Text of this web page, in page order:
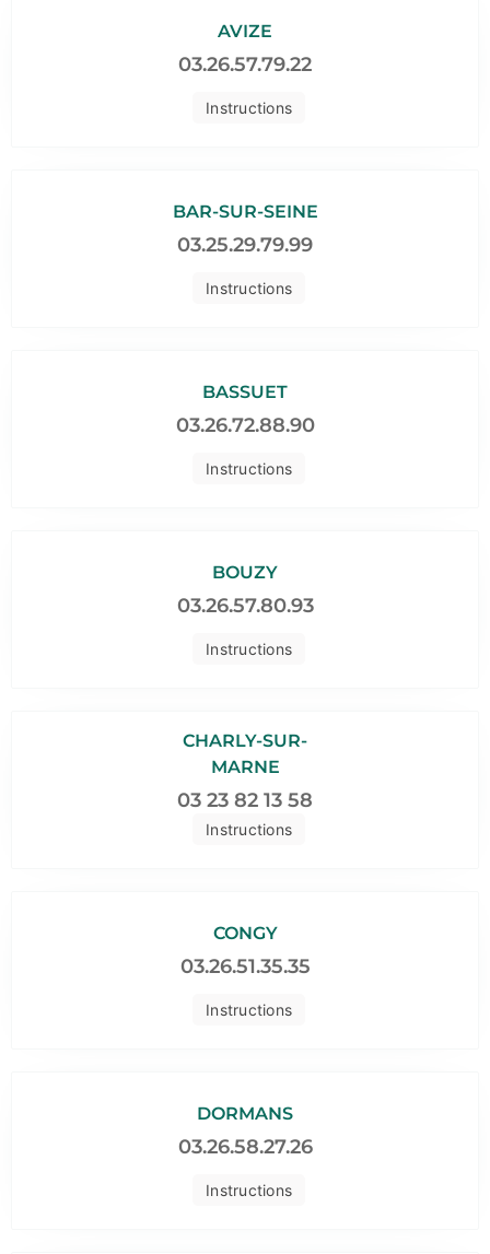
Instructions
AVIZE
03.26.57.79.22
Instructions
BAR-SUR-SEINE
03.25.29.79.99
Instructions
BASSUET
03.26.72.88.90
Instructions
BOUZY
03.26.57.80.93
Instructions
CHARLY-SUR-
MARNE
03 23 82 13 58
Instructions
CONGY
03.26.51.35.35
Instructions
DORMANS
03.26.58.27.26